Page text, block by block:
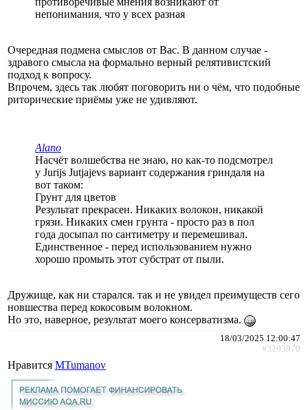
непонимания, что у всех разная
Очередная подмена смыслов от Вас. В данном случае -
здравого смысла на формально верный релятивистский
подход к вопросу.
Впрочем, здесь так любят поговорить ни о чём, что подобные
риторические приёмы уже не удивляют.
Alano
Насчёт волшебства не знаю, но как-то подсмотрел
у Jurijs Jutjajevs вариант содержания гриндаля на
вот таком:
Грунт для цветов
Результат прекрасен. Никаких волокон, никакой
грязи. Никаких смен грунта - просто раз в пол
года досыпал по сантиметру и перемешивал.
Единственное - перед использованием нужно
хорошо промыть этот субстрат от пыли.
Дружище, как ни старался. так и не увидел преимуществ сего
новшества перед кокосовым волокном.
Но это, наверное, результат моего консерватизма.
18/03/2025 12:00:47
#3203970
Нравится MTumanov